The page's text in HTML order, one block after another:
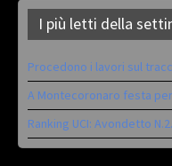
I più letti della
Procedono i lavori sul
A Montecoronaro festa
Ranking UCI: Avondetto